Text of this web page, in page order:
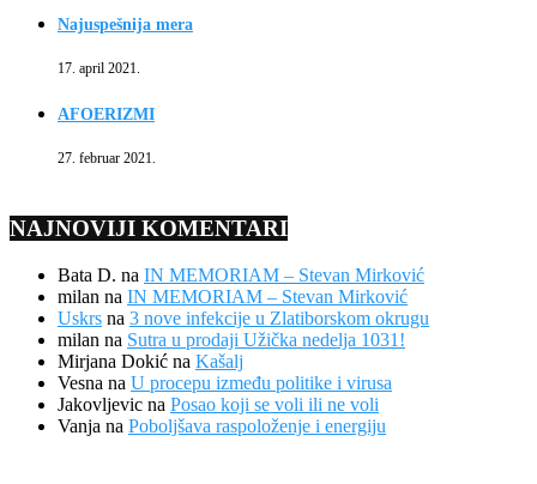
Najuspešnija mera
17. april 2021.
AFOERIZMI
27. februar 2021.
NAJNOVIJI KOMENTARI
Bata D. na IN MEMORIAM – Stevan Mirković
milan na IN MEMORIAM – Stevan Mirković
Uskrs na 3 nove infekcije u Zlatiborskom okrugu
milan na Sutra u prodaji Užička nedelja 1031!
Mirjana Dokić na Kašalj
Vesna na U procepu između politike i virusa
Jakovljevic na Posao koji se voli ili ne voli
Vanja na Poboljšava raspoloženje i energiju